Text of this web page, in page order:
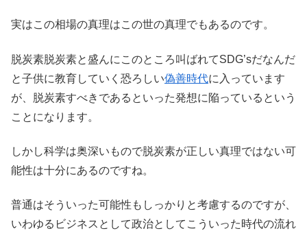
実はこの相場の真理はこの世の真理でもあるのです。
脱炭素脱炭素と盛んにこのところ叫ばれてSDG’sだなんだ
と子供に教育していく恐ろしい偽善時代に入っています
が、脱炭素すべきであるといった発想に陥っているという
ことになります。
しかし科学は奥深いもので脱炭素が正しい真理ではない可
能性は十分にあるのですね。
普通はそういった可能性もしっかりと考慮するのですが、
いわゆるビジネスとして政治としてこういった時代の流れ